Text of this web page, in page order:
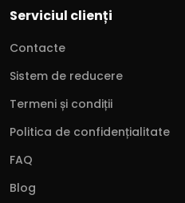
Serviciul clienți
Contacte
Sistem de reducere
Termeni și condiții
Politica de confidențialitate
FAQ
Blog